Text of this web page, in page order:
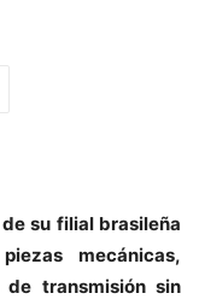
su filial brasileña
mecánicas,
transmisión sin